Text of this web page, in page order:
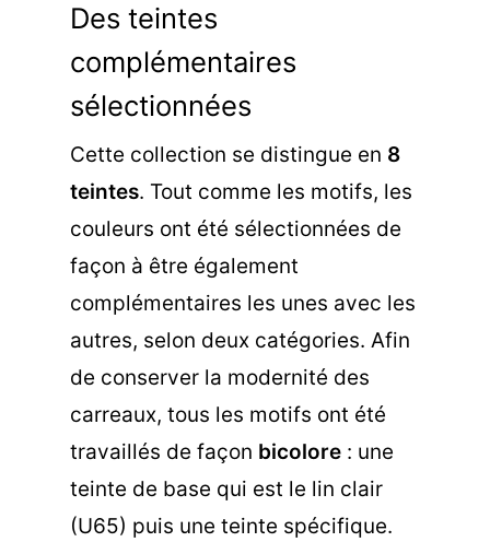
Des teintes
complémentaires
sélectionnées
Cette collection se distingue en 8
teintes. Tout comme les motifs, les
couleurs ont été sélectionnées de
façon à être également
complémentaires les unes avec les
autres, selon deux catégories. Afin
de conserver la modernité des
carreaux, tous les motifs ont été
travaillés de façon bicolore : une
teinte de base qui est le lin clair
(U65) puis une teinte spécifique.